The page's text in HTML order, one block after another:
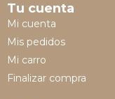
Tu cuenta
Mi cuenta
Mis pedidos
Mi carro
Finalizar compra